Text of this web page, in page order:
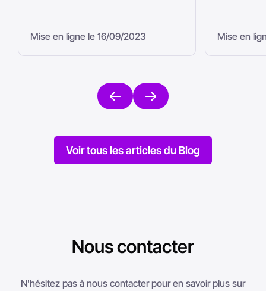
Mise en ligne le 16/09/2023 Mise en
Voir tous les articles du Blog
Nous contacter
N'hésitez pas à nous contacter pour en savoir plus sur